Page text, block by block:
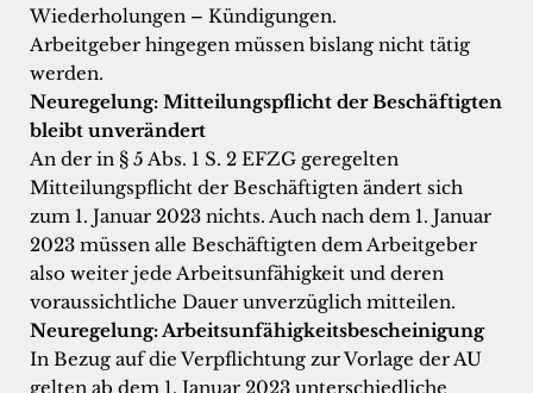
Wiederholungen – Kündigungen.
Arbeitgeber hingegen müssen bislang nicht tätig
werden.
Neuregelung: Mitteilungspflicht der Beschäftigten
bleibt unverändert
An der in § 5 Abs. 1 S. 2 EFZG geregelten
Mitteilungspflicht der Beschäftigten ändert sich
zum 1. Januar 2023 nichts. Auch nach dem 1. Januar
2023 müssen alle Beschäftigten dem Arbeitgeber
also weiter jede Arbeitsunfähigkeit und deren
voraussichtliche Dauer unverzüglich mitteilen.
Neuregelung: Arbeitsunfähigkeitsbescheinigung
In Bezug auf die Verpflichtung zur Vorlage der AU
gelten ab dem 1. Januar 2023 unterschiedliche